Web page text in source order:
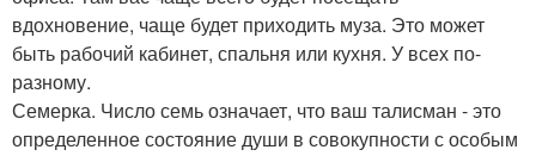
вдохновение, чаще будет приходить муза. Это может
быть рабочий кабинет, спальня или кухня. У всех по-
разному.
Семерка. Число семь означает, что ваш талисман - это
определенное состояние души в совокупности с особым